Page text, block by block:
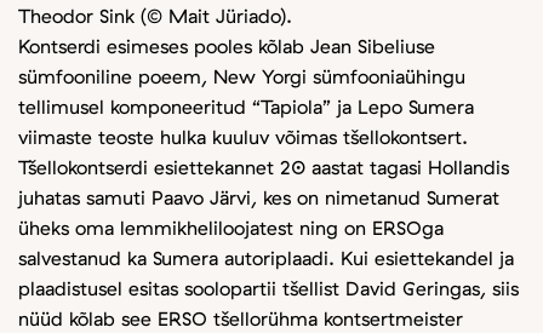
Theodor Sink (© Mait Jüriado).
Kontserdi esimeses pooles kõlab Jean Sibeliuse
sümfooniline poeem, New Yorgi sümfooniaühingu
tellimusel komponeeritud “Tapiola” ja Lepo Sumera
viimaste teoste hulka kuuluv võimas tšellokontsert.
Tšellokontserdi esiettekannet 20 aastat tagasi Hollandis
juhatas samuti Paavo Järvi, kes on nimetanud Sumerat
üheks oma lemmikheliloojatest ning on ERSOga
salvestanud ka Sumera autoriplaadi. Kui esiettekandel ja
plaadistusel esitas soolopartii tšellist David Geringas, siis
nüüd kõlab see ERSO tšellorühma kontsertmeister